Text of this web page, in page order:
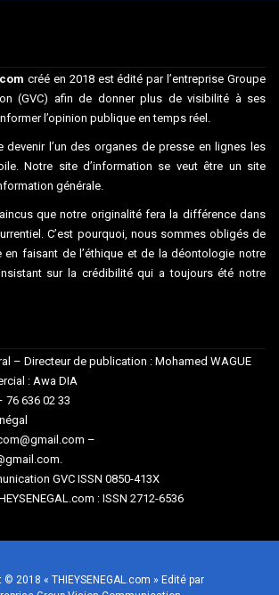
créé en 2018 est édité par l’entreprise Groupe
(GVC) afin de donner plus de visibilité à ses
l’opinion publique en temps réel.
l’un des organes de presse en lignes les
Notre site d’information se veut être un site
générale.
que notre originalité fera la différence dans
C’est pourquoi, nous sommes obligés de
en faisant de l’éthique et de la déontologie notre
sur la crédibilité qui a toujours été notre
– Directeur de publication : Mohamed WAGUE
: Awa DIA
76 636 02 33
–
GVC ISSN 0850-413X
: ISSN 2712-6536
© 2018 « THIEYSENEGAL.com » Edité par